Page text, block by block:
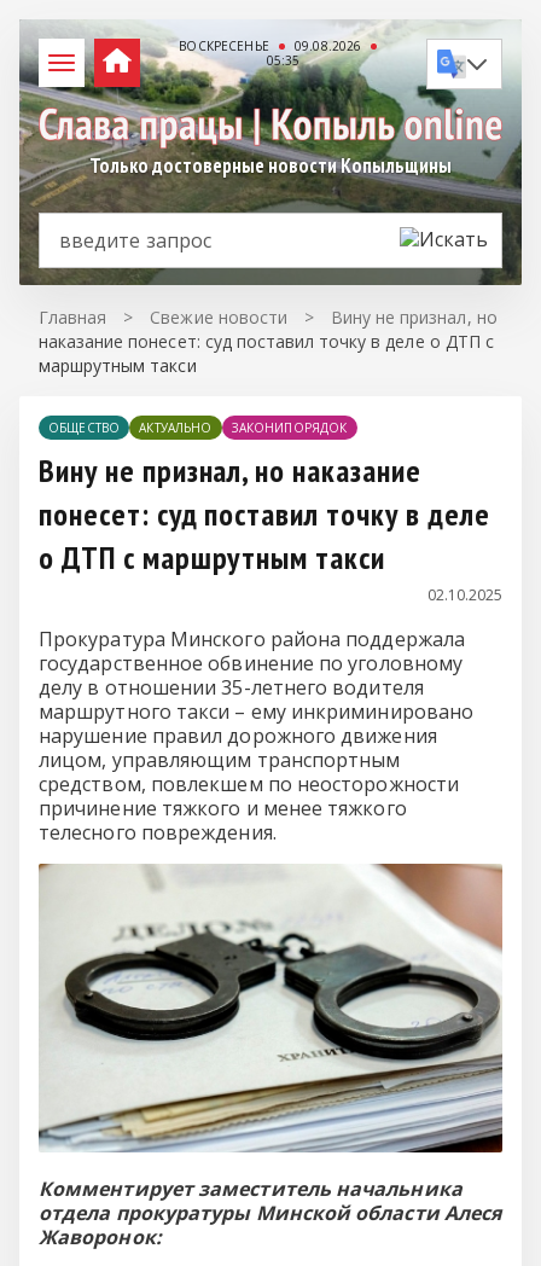
ВОСКРЕСЕНЬЕ
09.08.2026
05:35
Только достоверные новости Копыльщины
Главная > Свежие новости >
Вину не признал, но
наказание понесет: суд поставил точку в деле о ДТП с
маршрутным такси
ОБЩЕСТВО АКТУАЛЬНО ЗАКОНИПОРЯДОК
Вину не признал, но наказание
понесет: суд поставил точку в деле
о ДТП с маршрутным такси
02.10.2025
Прокуратура Минского района поддержала
государственное обвинение по уголовному
делу в отношении 35-летнего водителя
маршрутного такси – ему инкриминировано
нарушение правил дорожного движения
лицом, управляющим транспортным
средством, повлекшем по неосторожности
причинение тяжкого и менее тяжкого
телесного повреждения.
Комментирует заместитель начальника
отдела прокуратуры Минской области Алеся
Жаворонок: